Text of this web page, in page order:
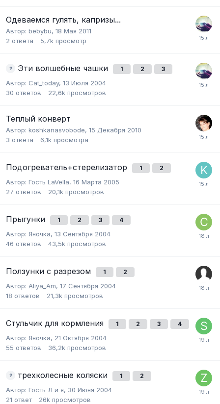
Одеваемся гулять, капризы...
Автор: bebybu, 18 Мая 2011
2 ответа 5,7k просмотр
Эти волшебные чашки 1 2 3
Автор: Cat_today, 13 Июля 2004
30 ответов 22,6k просмотров
Теплый конверт
Автор: koshkanasvobode, 15 Декабря 2010
3 ответа 6,1k просмотра
Подогреватель+стерелизатор 1 2
Автор: Гость LaVella, 16 Марта 2005
27 ответов 20,1k просмотров
Прыгунки 1 2 3 4
Автор: Яночка, 13 Сентября 2004
46 ответов 43,5k просмотров
Ползунки с разрезом 1 2
Автор: Aliya_Am, 17 Сентября 2004
18 ответов 21,3k просмотров
Стульчик для кормления 1 2 3 4
Автор: Яночка, 21 Октября 2004
55 ответов 36,2k просмотров
трехколесные коляски 1 2
Автор: Гость Л и я, 30 Июня 2004
21 ответ 26k просмотров